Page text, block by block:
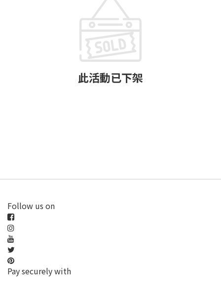
此活動已下架
Follow us on
Pay securely with